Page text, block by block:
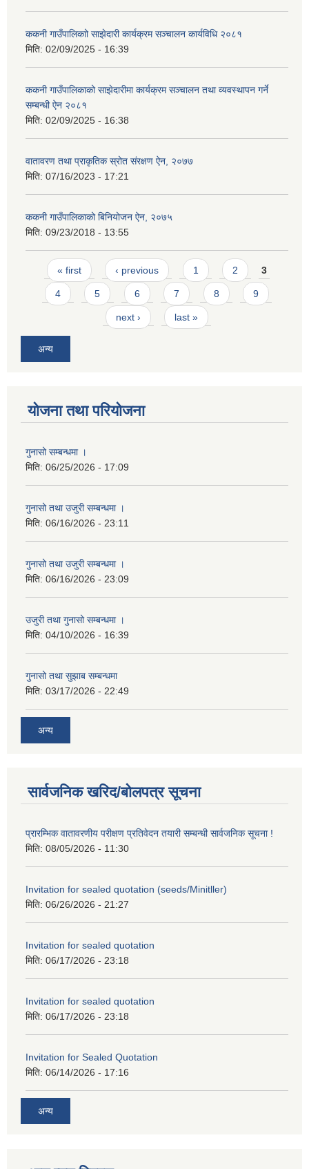
ककनी गाउँपालिकाो साझेदारी कार्यक्रम सञ्चालन कार्यविधि २०८१
मिति: 02/09/2025 - 16:39
ककनी गाउँपालिकाको साझेदारीमा कार्यक्रम सञ्चालन तथा व्यवस्थापन गर्ने
सम्बन्धी ऐन २०८१
मिति: 02/09/2025 - 16:38
वातावरण तथा प्राकृतिक स्रोत संरक्षण ऐन, २०७७
मिति: 07/16/2023 - 17:21
ककनी गाउँपालिकाको बिनियोजन ऐन, २०७५
मिति: 09/23/2018 - 13:55
Pages
« first ‹ previous 1 2 3
4 5 6 7 8 9
next › last »
अन्य
योजना तथा परियोजना
गुनासो सम्बन्धमा ।
मिति: 06/25/2026 - 17:09
गुनासो तथा उजुरी सम्बन्धमा ।
मिति: 06/16/2026 - 23:11
गुनासो तथा उजुरी सम्बन्धमा ।
मिति: 06/16/2026 - 23:09
उजुरी तथा गुनासो सम्बन्धमा ।
मिति: 04/10/2026 - 16:39
गुनासो तथा सुझाब सम्बन्धमा
मिति: 03/17/2026 - 22:49
अन्य
सार्वजनिक खरिद/बोलपत्र सूचना
प्रारम्भिक वातावरणीय परीक्षण प्रतिवेदन तयारी सम्बन्धी सार्वजनिक सूचना !
मिति: 08/05/2026 - 11:30
Invitation for sealed quotation (seeds/Minitller)
मिति: 06/26/2026 - 21:27
Invitation for sealed quotation
मिति: 06/17/2026 - 23:18
Invitation for sealed quotation
मिति: 06/17/2026 - 23:18
Invitation for Sealed Quotation
मिति: 06/14/2026 - 17:16
अन्य